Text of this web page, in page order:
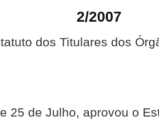
2/2007
dos Titulares dos
25 de Julho, aprovou o